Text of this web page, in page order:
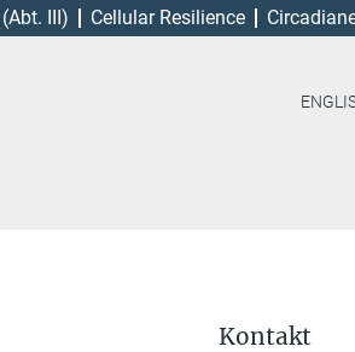
III) Cellular Resilience
Kontakt